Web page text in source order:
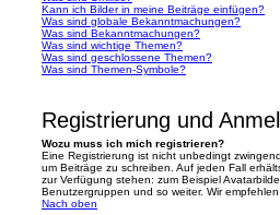
Kann ich Bilder in meine Beiträge einfügen?
Was sind globale Bekanntmachungen?
Was sind Bekanntmachungen?
Was sind wichtige Themen?
Was sind geschlossene Themen?
Was sind Themen-Symbole?
Registrierung und
Wozu muss ich mich registrieren?
Eine Registrierung ist nicht unbedingt
um Beiträge zu schreiben. Auf jeden Fall
zur Verfügung stehen: zum Beispiel
Benutzergruppen und so weiter. Wir
Nach oben